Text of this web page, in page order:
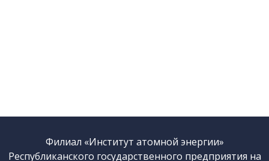
Филиал «Институт атомной энергии»
Республиканского государственного предприятия на